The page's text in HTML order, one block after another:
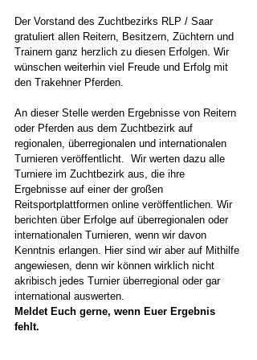
Der Vorstand des Zuchtbezirks RLP / Saar
gratuliert allen Reitern, Besitzern, Züchtern und
Trainern ganz herzlich zu diesen Erfolgen. Wir
wünschen weiterhin viel Freude und Erfolg mit
den Trakehner Pferden.
An dieser Stelle werden Ergebnisse von Reitern
oder Pferden aus dem Zuchtbezirk auf
regionalen, überregionalen und internationalen
Turnieren veröffentlicht.  Wir werten dazu alle
Turniere im Zuchtbezirk aus, die ihre
Ergebnisse auf einer der großen
Reitsportplattformen online veröffentlichen. Wir
berichten über Erfolge auf überregionalen oder
internationalen Turnieren, wenn wir davon
Kenntnis erlangen. Hier sind wir aber auf Mithilfe
angewiesen, denn wir können wirklich nicht
akribisch jedes Turnier überregional oder gar
international auswerten.
Meldet Euch gerne, wenn Euer Ergebnis
fehlt.